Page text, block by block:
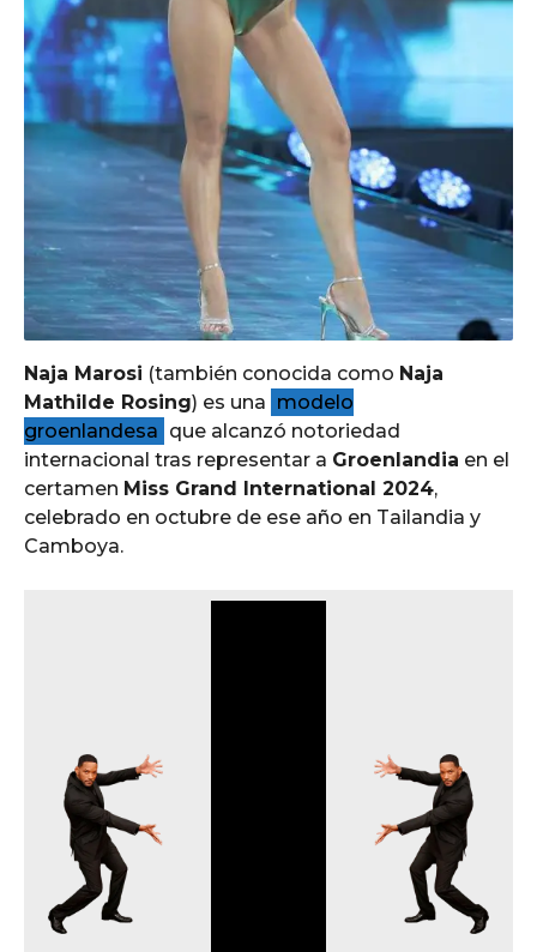
Naja Marosi (también conocida como Naja
Mathilde Rosing) es una modelo
groenlandesa que alcanzó notoriedad
internacional tras representar a Groenlandia en el
certamen Miss Grand International 2024,
celebrado en octubre de ese año en Tailandia y
Camboya.